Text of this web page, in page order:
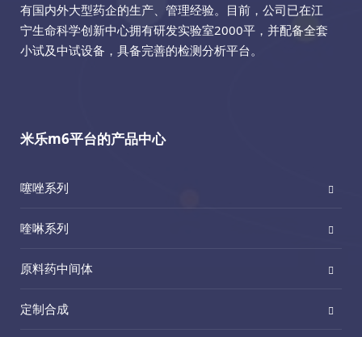
有国内外大型药企的生产、管理经验。目前，公司已在江
宁生命科学创新中心拥有研发实验室2000平，并配备全套
小试及中试设备，具备完善的检测分析平台。
米乐m6平台的产品中心
噻唑系列
喹啉系列
原料药中间体
定制合成